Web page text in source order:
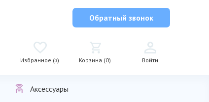
Обратный звонок
Избранное (0) Корзина (0) Войти
Аксессуары